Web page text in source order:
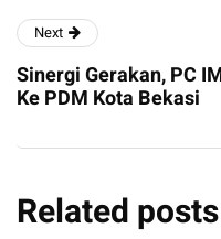
Next
Sinergi Gerakan, PC
Ke PDM Kota Bekasi
Related posts